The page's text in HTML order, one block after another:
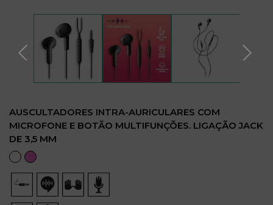
AUSCULTADORES INTRA-AURICULARES COM
MICROFONE E BOTÃO MULTIFUNÇÕES. LIGAÇÃO JACK
DE 3,5 MM